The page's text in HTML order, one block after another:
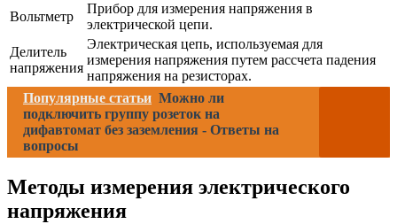
Вольтметр
Прибор для измерения напряжения в
электрической цепи.
Делитель
напряжения
Электрическая цепь, используемая для
измерения напряжения путем рассчета падения
напряжения на резисторах.
Популярные статьи Можно ли
подключить группу розеток на
дифавтомат без заземления - Ответы на
вопросы
Методы измерения электрического
напряжения